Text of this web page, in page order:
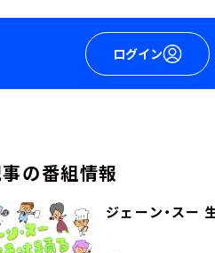
ログイン
の番組情報
ジェーン・スー